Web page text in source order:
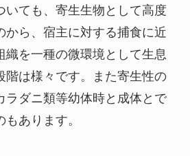
いても、寄生生物として高度
から、宿主に対する捕食に近
織を一種の微環境として生息
階は様々です。また寄生性の
ラダニ類等幼体時と成体とで
あります。